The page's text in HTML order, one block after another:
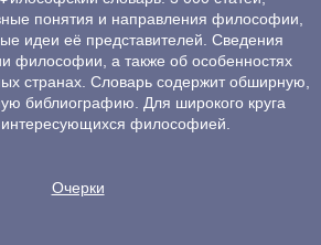
понятия и направления философии,
идеи её представителей. Сведения
философии, а также об особенностях
странах. Словарь содержит обширную,
библиографию. Для широкого круга
интересующихся философией.
Очерки